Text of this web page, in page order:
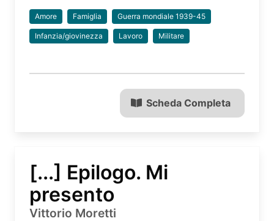
Amore Famiglia Guerra mondiale 1939-45
Infanzia/giovinezza Lavoro Militare
Scheda Completa
[...] Epilogo. Mi
presento
Vittorio Moretti